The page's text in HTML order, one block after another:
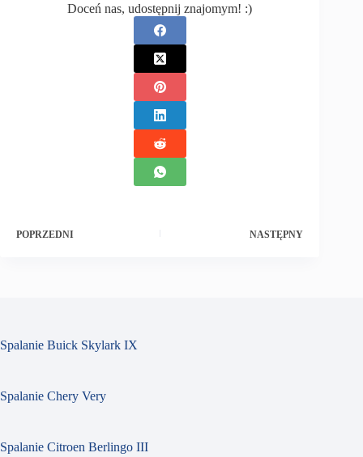
Doceń nas, udostępnij znajomym! :)
POPRZEDNI NASTĘPNY
Spalanie Buick Skylark IX
Spalanie Chery Very
Spalanie Citroen Berlingo III